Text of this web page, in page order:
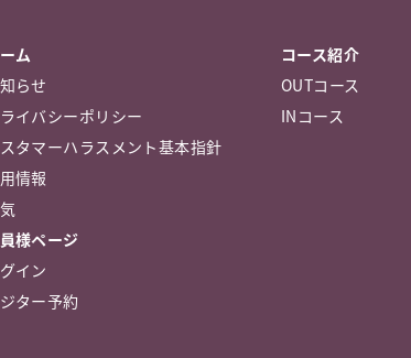
ム
らせ
イバシーポリシー
タマーハラスメント基本指針
情報
コース紹介
OUTコース
INコース
様ページ
イン
ター予約